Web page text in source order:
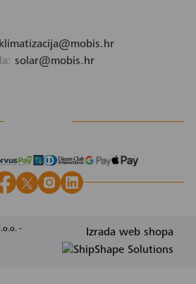
klimatizacija@mobis.hr
solar@mobis.hr
-
Izrada web shopa